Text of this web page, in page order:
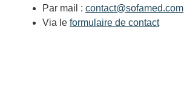
Par mail : contact@sofamed.com
Via le formulaire de contact